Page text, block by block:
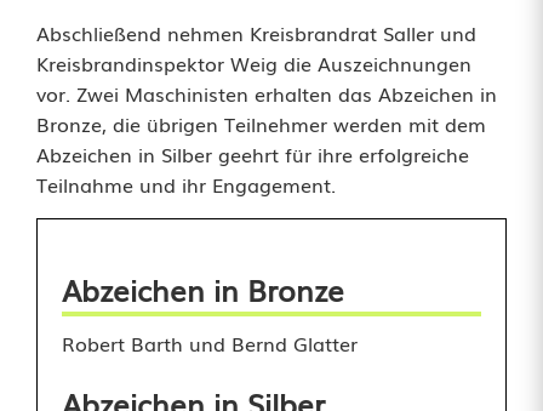
Abschließend nehmen Kreisbrandrat Saller und
Kreisbrandinspektor Weig die Auszeichnungen
vor. Zwei Maschinisten erhalten das Abzeichen in
Bronze, die übrigen Teilnehmer werden mit dem
Abzeichen in Silber geehrt für ihre erfolgreiche
Teilnahme und ihr Engagement.
Abzeichen in Bronze
Robert Barth und Bernd Glatter